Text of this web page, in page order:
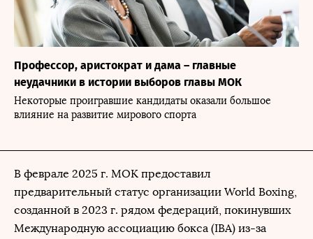
Профессор, аристократ и дама – главные
неудачники в истории выборов главы МОК
Некоторые проигравшие кандидаты оказали большое
влияние на развитие мирового спорта
В феврале 2025 г. МОК предоставил
предварительный статус организации World Boxing,
созданной в 2023 г. рядом федераций, покинувших
Международную ассоциацию бокса (IBA) из-за